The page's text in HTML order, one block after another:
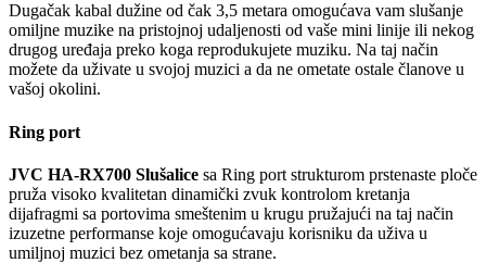
Dugačak kabal dužine od čak 3,5 metara omogućava vam slušanje
omiljne muzike na pristojnoj udaljenosti od vaše mini linije ili nekog
drugog uređaja preko koga reprodukujete muziku. Na taj način
možete da uživate u svojoj muzici a da ne ometate ostale članove u
vašoj okolini.
Ring port
JVC HA-RX700 Slušalice sa Ring port strukturom prstenaste ploče
pruža visoko kvalitetan dinamički zvuk kontrolom kretanja
dijafragmi sa portovima smeštenim u krugu pružajući na taj način
izuzetne performanse koje omogućavaju korisniku da uživa u
umiljnoj muzici bez ometanja sa strane.